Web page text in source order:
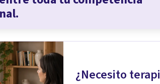
¿Necesito